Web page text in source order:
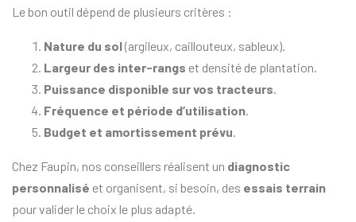
Le bon outil dépend de plusieurs critères :
Nature du sol(argileux, caillouteux, sableux).
Largeur des inter-rangs et densité de plantation.
Puissance disponible sur vos tracteurs
Fréquence et période d’utilisation
Budget et amortissement prévu
Chez Faupin, nos conseillers réalisent un diagnostic
personnalisé et organisent, si besoin, des essais terrain
pour valider le choix le plus adapté.